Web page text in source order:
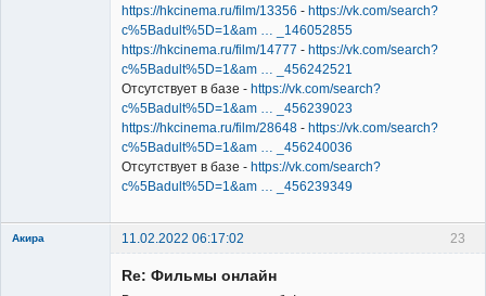
https://hkcinema.ru/film/13356 - https://vk.com/search?
c%5Badult%5D=1&am … _146052855
https://hkcinema.ru/film/14777 - https://vk.com/search?
c%5Badult%5D=1&am … _456242521
Отсутствует в базе - https://vk.com/search?
c%5Badult%5D=1&am … _456239023
https://hkcinema.ru/film/28648 - https://vk.com/search?
c%5Badult%5D=1&am … _456240036
Отсутствует в базе - https://vk.com/search?
c%5Badult%5D=1&am … _456239349
23
Акира 11.02.2022 06:17:02
Re: Фильмы онлайн